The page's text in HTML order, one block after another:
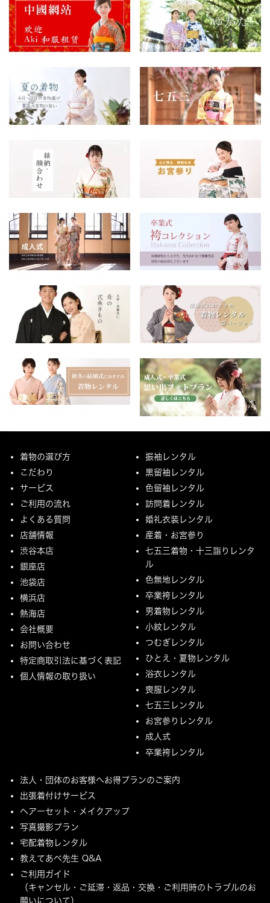
着物の選び方
こだわり
サービス
ご利用の流れ
よくある質問
店舗情報
渋谷本店
銀座店
池袋店
横浜店
熱海店
会社概要
お問い合わせ
特定商取引法に基づく表記
個人情報の取り扱い
振袖レンタル
黒留袖レンタル
色留袖レンタル
訪問着レンタル
婚礼衣装レンタル
産着・お宮参り
七五三着物・十三詣りレンタ
ル
色無地レンタル
卒業袴レンタル
男着物レンタル
小紋レンタル
つむぎレンタル
ひとえ・夏物レンタル
浴衣レンタル
喪服レンタル
七五三レンタル
お宮参りレンタル
成人式
卒業袴レンタル
法人・団体のお客様へお得プランのご案内
出張着付けサービス
ヘアーセット・メイクアップ
写真撮影プラン
宅配着物レンタル
教えてあべ先生 Q&A
ご利用ガイド
（キャンセル・ご延滞・返品・交換・ご利用時のトラブルのお
願いについて）